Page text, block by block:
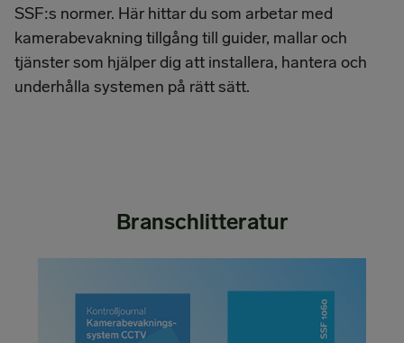
SSF:s normer. Här hittar du som arbetar med
kamerabevakning tillgång till guider, mallar och
tjänster som hjälper dig att installera, hantera och
underhålla systemen på rätt sätt.
Branschlitteratur